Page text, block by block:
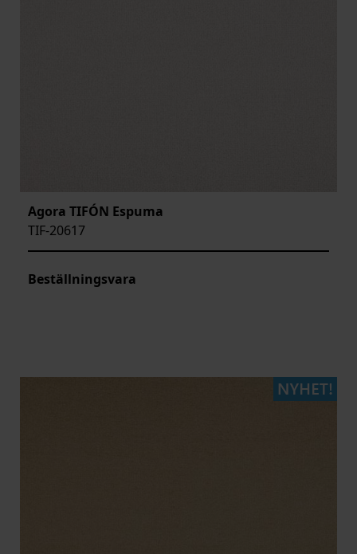
Agora TIFÓN Espuma
TIF-20617
Beställningsvara